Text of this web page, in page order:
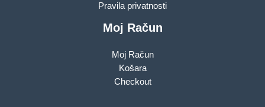
Pravila privatnosti
Moj Račun
Moj Račun
Košara
Checkout